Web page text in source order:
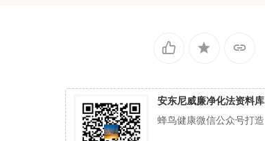
安东尼威廉净化法资料库
蜂鸟健康微信公众号打造